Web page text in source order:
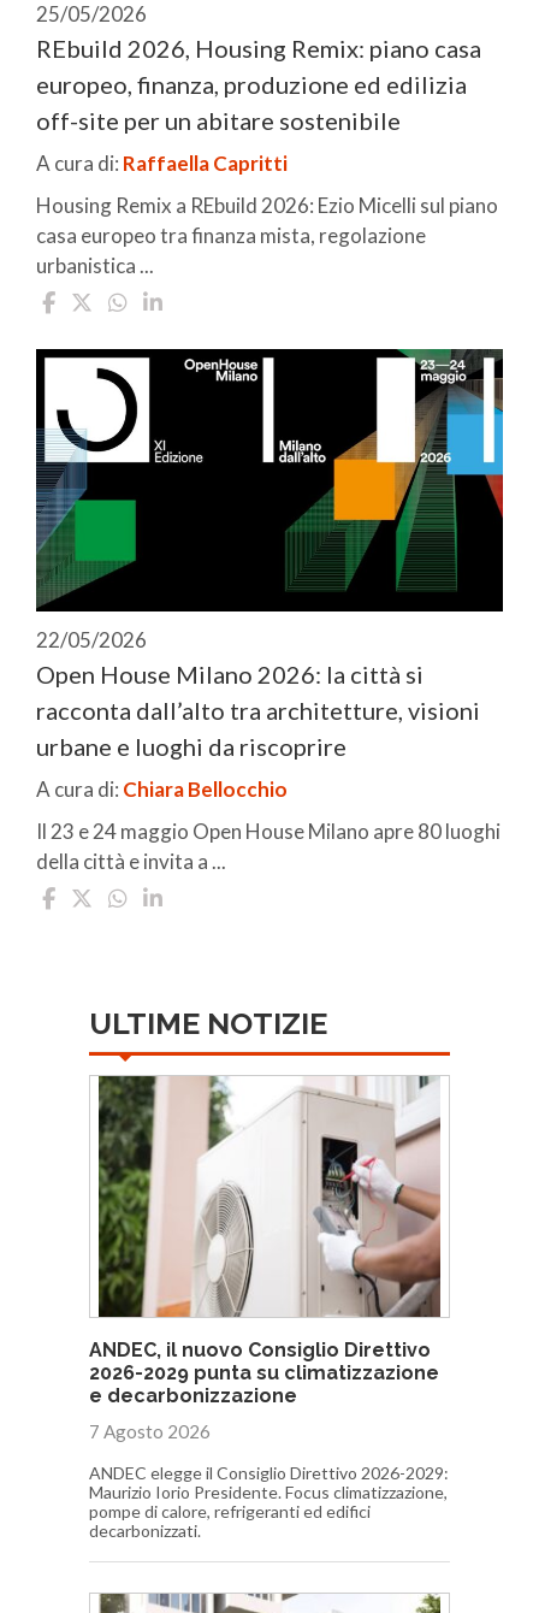
25/05/2026
REbuild 2026, Housing Remix: piano casa
europeo, finanza, produzione ed edilizia
off-site per un abitare sostenibile
A cura di: Raffaella Capritti
Housing Remix a REbuild 2026: Ezio Micelli sul piano
casa europeo tra finanza mista, regolazione
urbanistica ...
22/05/2026
Open House Milano 2026: la città si
racconta dall’alto tra architetture, visioni
urbane e luoghi da riscoprire
A cura di: Chiara Bellocchio
Il 23 e 24 maggio Open House Milano apre 80 luoghi
della città e invita a ...
ULTIME NOTIZIE
ANDEC, il nuovo Consiglio Direttivo
2026-2029 punta su climatizzazione
e decarbonizzazione
7 Agosto 2026
ANDEC elegge il Consiglio Direttivo 2026-2029:
Maurizio Iorio Presidente. Focus climatizzazione,
pompe di calore, refrigeranti ed edifici
decarbonizzati.